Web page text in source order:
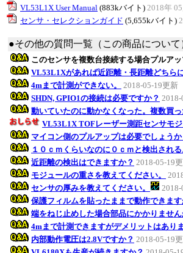
VL53L1X User Manual (883kバイト) 2018年
センサ・セレクションガイド (5,655kバイト)
●その他の質問一覧（この商品について
このセンサを複数台接続する場合プルア
VL53L1Xがあれば近距離・長距離どちら
4mまで計測ができない。
2018-05-19更新
SHDN, GPIO1の接続は必要ですか？ 2018-
動いていたのに動かなくなった。複数買っ
VL53L1X TOFレーザー測距センサモ
マイコン側のプルアップは必要でしょうか
１０ｃｍくらいなのに０ｃｍと検出される
近距離の検出はできますか？ 2018-05-19
モジュールの重さを教えてください。
センサの厚みを教えてください。
2018-
保護フィルムを貼ったままで動作できます
端をねじ止めした場合部品にかかりません
4mまで計測できますがデメリットはあり
内部動作電圧は2.8Vですか？ 2018-05-19